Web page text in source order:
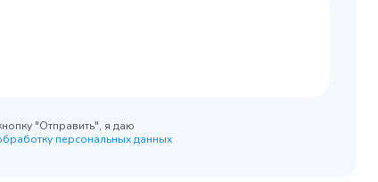
"Отправить", я даю
персональных данных